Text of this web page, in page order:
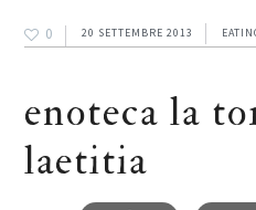
0 20 SETTEMBRE 2013
enoteca la
laetitia